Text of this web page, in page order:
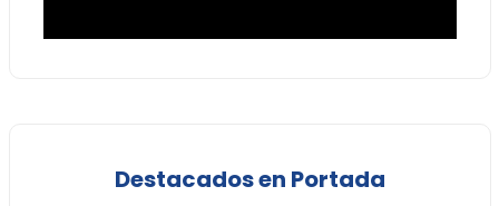
Destacados en Portada